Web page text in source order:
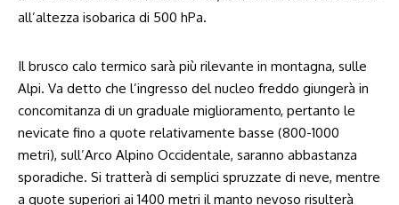
all’altezza isobarica di 500 hPa.
Il brusco calo termico sarà più rilevante in montagna, sulle
Alpi. Va detto che l’ingresso del nucleo freddo giungerà in
concomitanza di un graduale miglioramento, pertanto le
nevicate fino a quote relativamente basse (800-1000
metri), sull’Arco Alpino Occidentale, saranno abbastanza
sporadiche. Si tratterà di semplici spruzzate di neve, mentre
a quote superiori ai 1400 metri il manto nevoso risulterà